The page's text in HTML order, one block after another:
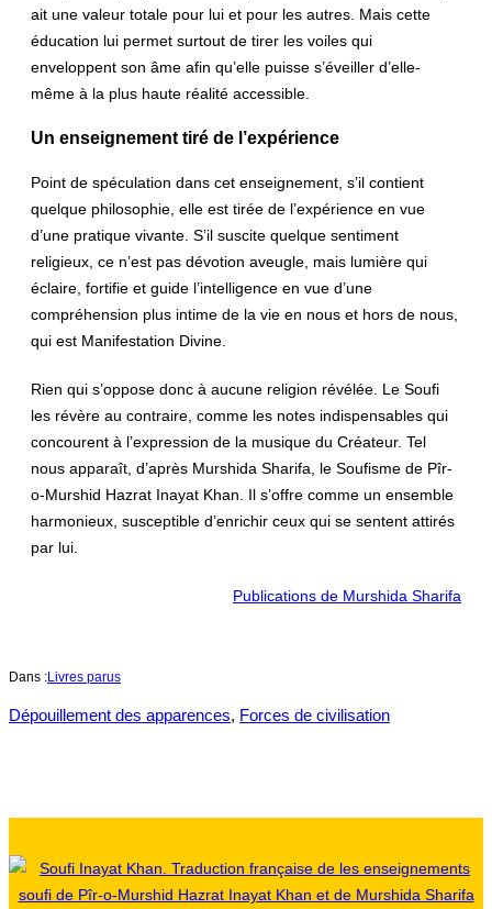
ait une valeur totale pour lui et pour les autres. Mais cette
éducation lui permet surtout de tirer les voiles qui
enveloppent son âme afin qu’elle puisse s’éveiller d’elle-
même à la plus haute réalité accessible.
Un enseignement tiré de l’expérience
Point de spéculation dans cet enseignement, s’il contient
quelque philosophie, elle est tirée de l’expérience en vue
d’une pratique vivante. S’il suscite quelque sentiment
religieux, ce n’est pas dévotion aveugle, mais lumière qui
éclaire, fortifie et guide l’intelligence en vue d’une
compréhension plus intime de la vie en nous et hors de nous,
qui est Manifestation Divine.
Rien qui s’oppose donc à aucune religion révélée. Le Soufi
les révère au contraire, comme les notes indispensables qui
concourent à l’expression de la musique du Créateur. Tel
nous apparaît, d’après Murshida Sharifa, le Soufisme de Pîr-
o-Murshid Hazrat Inayat Khan. Il s’offre comme un ensemble
harmonieux, susceptible d’enrichir ceux qui se sentent attirés
par lui.
Publications de Murshida Sharifa
Dans :Livres parus
Dépouillement des apparences, Forces de civilisation